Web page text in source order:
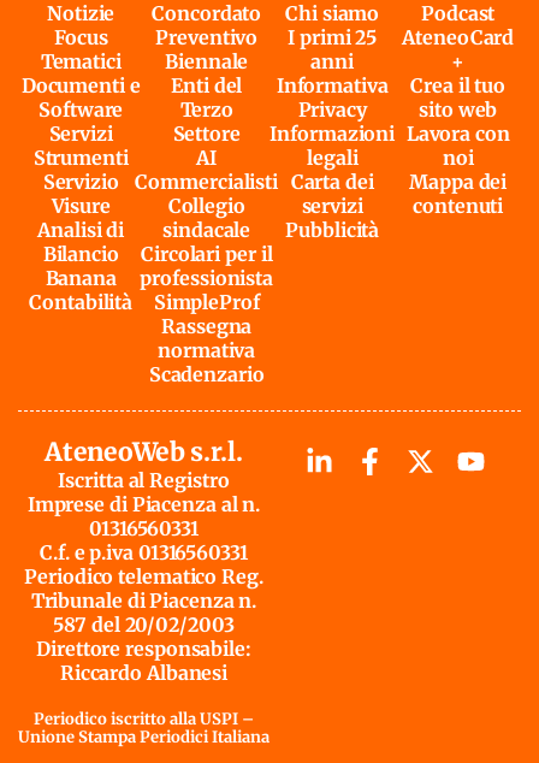
Notizie
Focus
Tematici
Documenti e
Software
Servizi
Strumenti
Servizio
Visure
Analisi di
Bilancio
Banana
Contabilità
Concordato
Preventivo
Biennale
Enti del
Terzo
Settore
AI
Commercialisti
Collegio
sindacale
Circolari per il
professionista
SimpleProf
Rassegna
normativa
Scadenzario
Chi siamo
I primi 25
anni
Informativa
Privacy
Informazioni
legali
Carta dei
servizi
Pubblicità
Podcast
AteneoCard
+
Crea il tuo
sito web
Lavora con
noi
Mappa dei
contenuti
AteneoWeb s.r.l.
Iscritta al Registro
Imprese di Piacenza al n.
01316560331
C.f. e p.iva 01316560331
Periodico telematico Reg.
Tribunale di Piacenza n.
587 del 20/02/2003
Direttore responsabile:
Riccardo Albanesi
Periodico iscritto alla USPI –
Unione Stampa Periodici Italiana